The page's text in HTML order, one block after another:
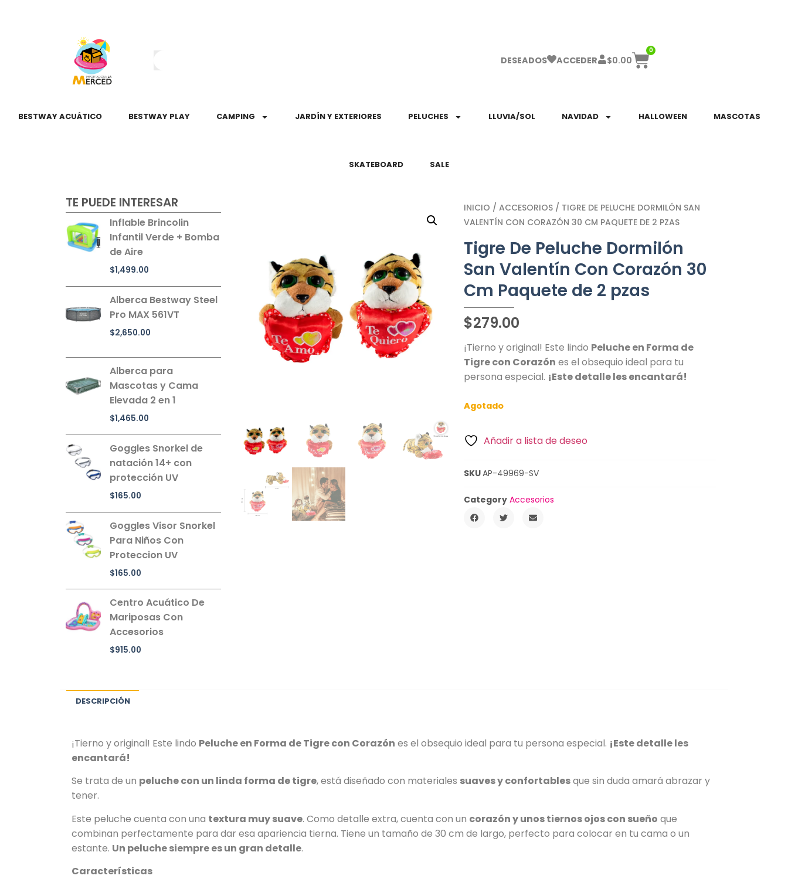
DESEADOS ACCEDER $0.00
0
BESTWAY ACUÁTICO BESTWAY PLAY CAMPING JARDÍN Y EXTERIORES PELUCHES LLUVIA/SOL NAVIDAD HALLOWEEN MASCOTAS
SKATEBOARD SALE
TE PUEDE INTERESAR
Inflable Brincolin
Infantil Verde + Bomba
de Aire
$1,499.00
Alberca Bestway Steel
Pro MAX 561VT
$2,650.00
Alberca para
Mascotas y Cama
Elevada 2 en 1
$1,465.00
Goggles Snorkel de
natación 14+ con
protección UV
$165.00
Goggles Visor Snorkel
Para Niños Con
Proteccion UV
$165.00
Centro Acuático De
Mariposas Con
Accesorios
$915.00
INICIO /ACCESORIOS / TIGRE DE PELUCHE DORMILÓN SAN
VALENTÍN CON CORAZÓN 30 CM PAQUETE DE 2 PZAS
Tigre De Peluche Dormilón
San Valentín Con Corazón 30
Cm Paquete de 2 pzas
$279.00
¡Tierno y original! Este lindo Peluche en Forma de
Tigre con Corazón es el obsequio ideal para tu
persona especial. ¡Este detalle les encantará!
Agotado
Añadir a lista de deseo
SKUAP-49969-SV
Category Accesorios
DESCRIPCIÓN
¡Tierno y original! Este lindo Peluche en Forma de Tigre con Corazón es el obsequio ideal para tu persona especial. ¡Este detalle les
encantará!
Se trata de un peluche con un linda forma de tigre, está diseñado con materiales suaves y confortablesque sin duda amará abrazar y
tener.
Este peluche cuenta con una textura muy suave. Como detalle extra, cuenta con un corazón y unos tiernos ojos con sueño que
combinan perfectamente para dar esa apariencia tierna. Tiene un tamaño de 30 cm de largo, perfecto para colocar en tu cama o un
estante. Un peluche siempre es un gran detalle.
Características